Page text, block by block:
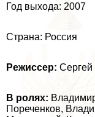
Год выхода: 2007
Страна: Россия
Режиссер: Сергeй
В ролях:
Пореченков,